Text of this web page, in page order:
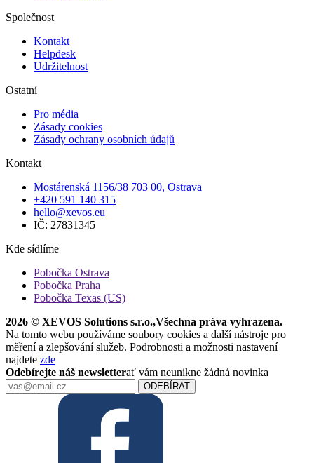
Společnost
Kontakt
Helpdesk
Udržitelnost
Ostatní
Pro média
Zásady cookies
Zásady ochrany osobních údajů
Kontakt
Mostárenská 1156/38 703 00, Ostrava
+420 591 140 315
hello@xevos.eu
IČ: 27831345
Kde sídlíme
Pobočka Ostrava
Pobočka Praha
Pobočka Texas (US)
2026 © XEVOS Solutions s.r.o.,Všechna práva vyhrazena.
Na tomto webu používáme soubory cookies a další nástroje pro
měření a zlepšování služeb. Podrobnosti a možnosti nastavení
najdete zde
Odebírejte náš newsletterať vám neunikne žádná novinka